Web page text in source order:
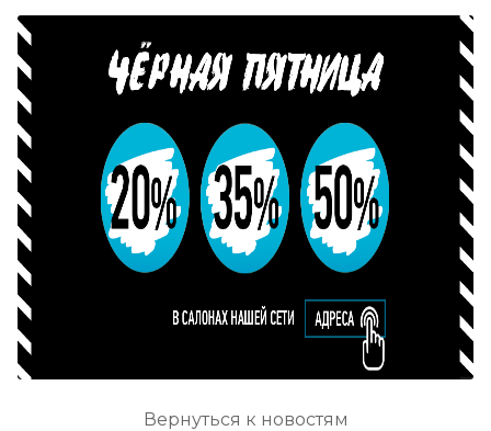
Вернуться к новостям